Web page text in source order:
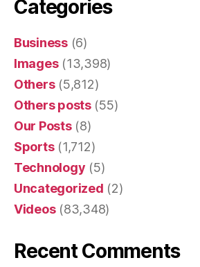
Categories
Business(6)
Images(13,398)
Others(5,812)
Others posts(55)
Our Posts(8)
Sports(1,712)
Technology (5)
Uncategorized (2)
Videos(83,348)
Recent Comments